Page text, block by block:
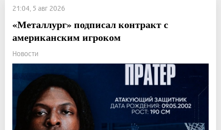
21:04, 5 авг 2026
«Металлург» подписал контракт с
американским игроком
Новости